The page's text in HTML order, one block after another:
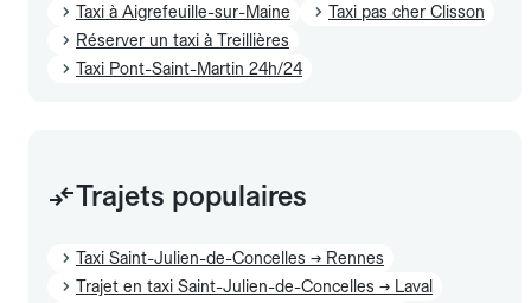
Taxi à Aigrefeuille-sur-Maine
Taxi pas cher Clisson
Réserver un taxi à Treillières
Taxi Pont-Saint-Martin 24h/24
Trajets populaires
Taxi Saint-Julien-de-Concelles → Rennes
Trajet en taxi Saint-Julien-de-Concelles → Laval